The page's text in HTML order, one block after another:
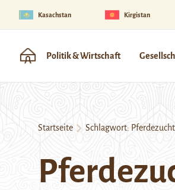
Kasachstan Kirgistan
Politik & Wirtschaft
Startseite Schlagwort: Pferdezucht